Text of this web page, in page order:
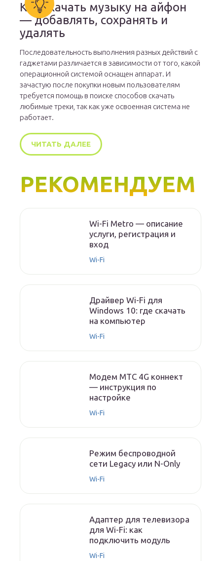
Как скачать музыку на айфон
— добавлять, сохранять и
удалять
Последовательность выполнения разных действий с
гаджетами различается в зависимости от того, какой
операционной системой оснащен аппарат. И
зачастую после покупки новым пользователям
требуется помощь в поиске способов скачать
любимые треки, так как уже освоенная система не
работает.
ЧИТАТЬ ДАЛЕЕ
РЕКОМЕНДУЕМ
Wi-Fi Metro — описание
услуги, регистрация и
вход
Wi-Fi
Драйвер Wi-Fi для
Windows 10: где скачать
на компьютер
Wi-Fi
Модем МТС 4G коннект
— инструкция по
настройке
Wi-Fi
Режим беспроводной
сети Legacy или N-Only
Wi-Fi
Адаптер для телевизора
для Wi-Fi: как
подключить модуль
Wi-Fi